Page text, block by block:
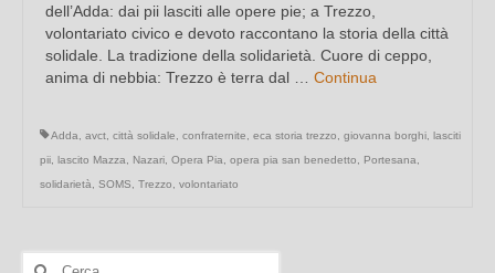
dell’Adda: dai pii lasciti alle opere pie; a Trezzo,
volontariato civico e devoto raccontano la storia della città
solidale. La tradizione della solidarietà. Cuore di ceppo,
anima di nebbia: Trezzo è terra dal … Continua
Adda avct città solidale confraternite eca storia trezzo giovanna borghi lasciti
pii lascito Mazza Nazari Opera Pia opera pia san benedetto Portesana
solidarietà
SOMS Trezzo volontariato
Cerca: